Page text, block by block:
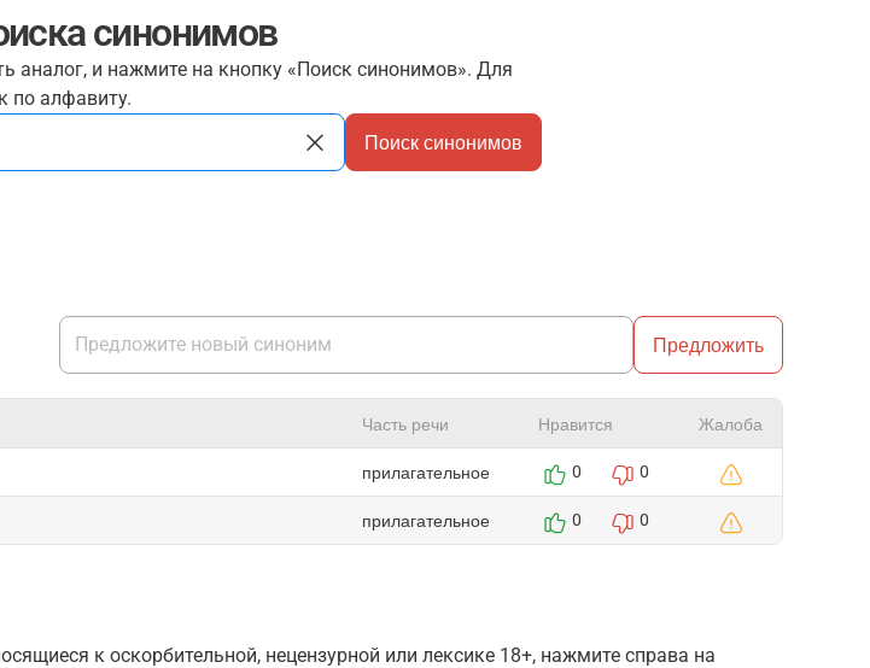
синонимов
аналог, и нажмите на кнопку «Поиск синонимов». Для
по алфавиту.
Поиск синонимов
Предложить
Часть речи Нравится Жалоба
прилагательное 0 0
прилагательное 0 0
к оскорбительной, нецензурной или лексике 18+, нажмите справа на